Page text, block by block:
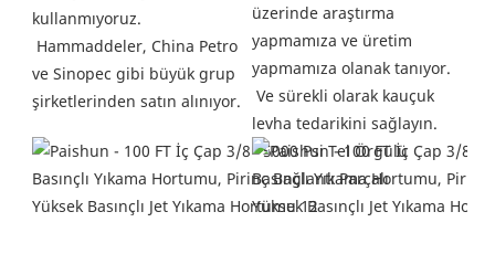
kullanmıyoruz.
Hammaddeler, China Petro
ve Sinopec gibi büyük grup
şirketlerinden satın alınıyor.
üzerinde araştırma
yapmamıza ve üretim
yapmamıza olanak tanıyor.
Ve sürekli olarak kauçuk
levha tedarikini sağlayın.